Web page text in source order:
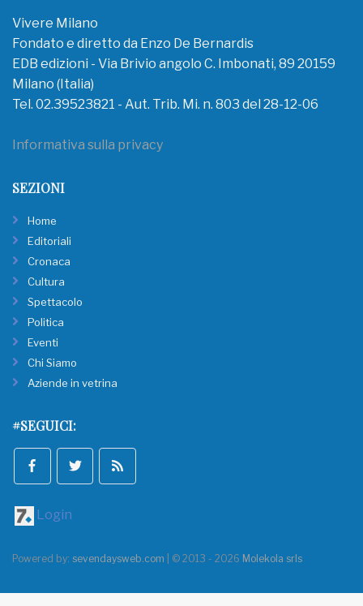
Vivere Milano
Fondato e diretto da Enzo De Bernardis
EDB edizioni - Via Brivio angolo C. Imbonati, 89 20159
Milano (Italia)
Tel. 02.39523821 - Aut. Trib. Mi. n. 803 del 28-12-06
Informativa sulla privacy
SEZIONI
Home
Editoriali
Cronaca
Cultura
Spettacolo
Politica
Eventi
Chi Siamo
Aziende in vetrina
#SEGUICI:
Login
Powered by: sevendaysweb.com | © 2013 - 2026 Molekola srls